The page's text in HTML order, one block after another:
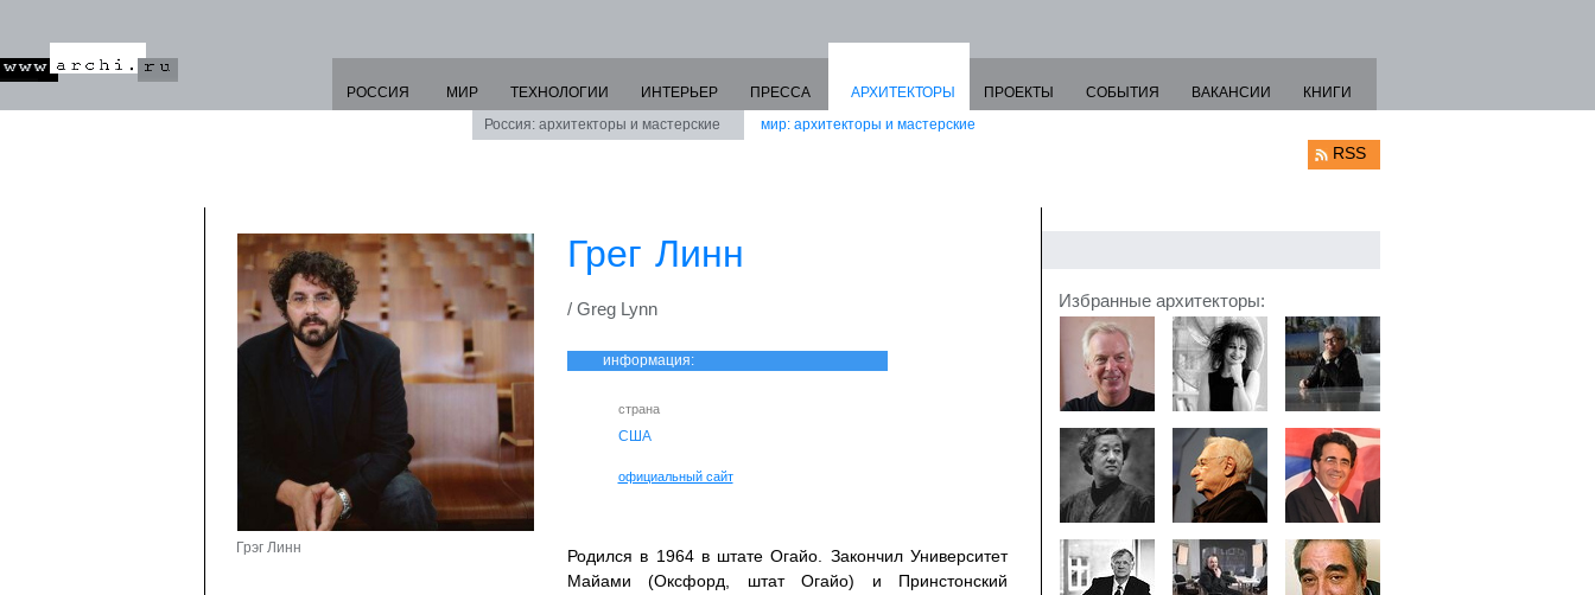
РОССИЯ МИР ТЕХНОЛОГИИ ИНТЕРЬЕР ПРЕССА
АРХИТЕКТОРЫ
Россия: архитекторы и мастерские
мир: архитекторы и мастерские
ПРОЕКТЫ СОБЫТИЯ ВАКАНСИИ КНИГИ
RSS
Грэг Линн
Грег Линн
/ Greg Lynn
информация:
страна
США
официальный сайт
Родился в 1964 в штате Огайо. Закончил Университет
Майами (Оксфорд, штат Огайо) и Принстонский
Избранные архитекторы: